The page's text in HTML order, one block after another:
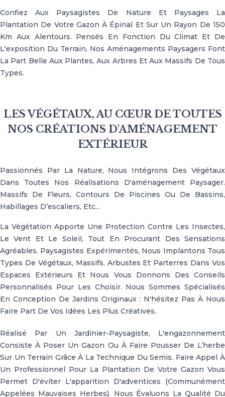
Confiez Aux Paysagistes De Nature Et Paysages La
Plantation De Votre Gazon À Épinal Et Sur Un Rayon De 150
Km Aux Alentours. Pensés En Fonction Du Climat Et De
L'exposition Du Terrain, Nos Aménagements Paysagers Font
La Part Belle Aux Plantes, Aux Arbres Et Aux Massifs De Tous
Types.
LES VÉGÉTAUX, AU CŒUR DE TOUTES
NOS CRÉATIONS D'AMÉNAGEMENT
EXTÉRIEUR
Passionnés Par La Nature, Nous Intégrons Des Végétaux
Dans Toutes Nos Réalisations D'aménagement Paysager.
Massifs De Fleurs, Contours De Piscines Ou De Bassins,
Habillages D’escaliers, Etc...
La Végétation Apporte Une Protection Contre Les Insectes,
Le Vent Et Le Soleil, Tout En Procurant Des Sensations
Agréables. Paysagistes Expérimentés, Nous Implantons Tous
Types De Végétaux, Massifs, Arbustes Et Parterres Dans Vos
Espaces Extérieurs Et Nous Vous Donnons Des Conseils
Personnalisés Pour Les Choisir. Nous Sommes Spécialisés
En Conception De Jardins Originaux : N'hésitez Pas À Nous
Faire Part De Vos Idées Les Plus Créatives.
Réalisé Par Un Jardinier-Paysagiste, L'engazonnement
Consiste À Poser Un Gazon Ou À Faire Pousser De L’herbe
Sur Un Terrain Grâce À La Technique Du Semis. Faire Appel À
Un Professionnel Pour La Plantation De Votre Gazon Vous
Permet D'éviter L'apparition D'adventices (communément
Appelées Mauvaises Herbes). Nous Évaluons La Qualité Du